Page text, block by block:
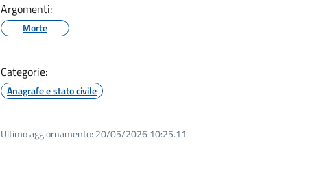
Argomenti:
Morte
Categorie:
Anagrafe e stato civile
Ultimo aggiornamento: 20/05/2026 10:25.11